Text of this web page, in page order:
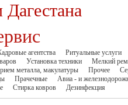
агентства
Ритуальные услуги
Установка техники
Мелкий
металла, макулатуры Прочее
Прачечные
Авиа - и
Стирка ковров Дезинфекция